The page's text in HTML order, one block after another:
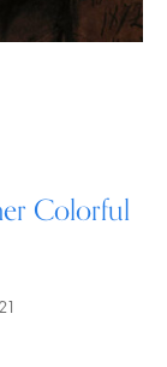
Colorful